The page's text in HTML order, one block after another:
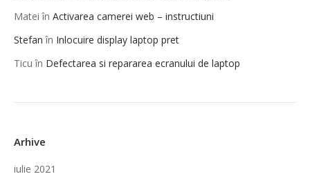
Matei în Activarea camerei web – instructiuni
Stefan în Inlocuire display laptop pret
Ticu în Defectarea si repararea ecranului de laptop
Arhive
iulie 2021